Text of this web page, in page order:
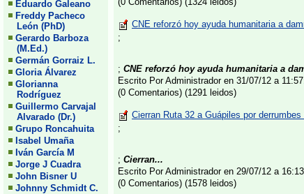
Eduardo Galeano
Freddy Pacheco
León (PhD)
Gerardo Barboza
(M.Ed.)
Germán Gorraiz L.
Gloria Álvarez
Glorianna
Rodríguez
Guillermo Carvajal
Alvarado (Dr.)
Grupo Roncahuita
Isabel Umaña
Iván García M
Jorge J Cuadra
John Bisner U
Johnny Schmidt C.
CNE reforzó hoy ayuda humanitaria a
;
; CNE reforzó hoy ayuda humanitaria a
Escrito Por Administrador en 31/07/12 a
(0 Comentarios) (1291 leidos)
Cierran Ruta 32 a Guápiles por
;
; Cierran...
Escrito Por Administrador en 29/07/12 a
(0 Comentarios) (1578 leidos)